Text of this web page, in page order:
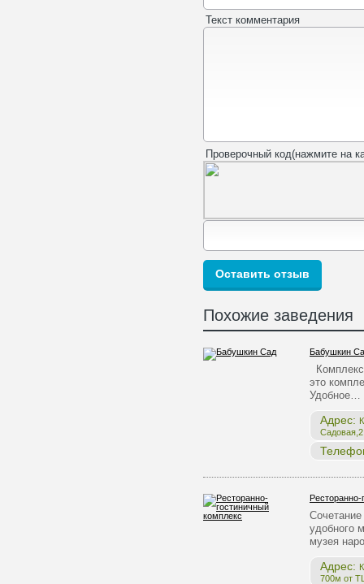
Текст комментария
Проверочный код(нажмите на
Похожие заведения
Бабушкин
это
Удобное…
Адрес:
удобного
музея
Адрес:
700м от